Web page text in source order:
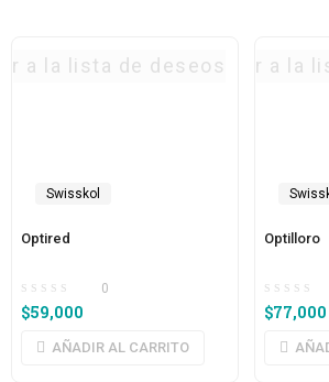
Swisskol
a la lista de deseos
Optired
0
$59,000
AÑADIR AL CARRITO
Agregar a la
Optilloro
$77,000